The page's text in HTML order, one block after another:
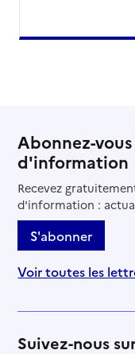
Abonnez-
d'information
Recevez
d'information :
S'abonner
Voir toutes les
Suivez-nous